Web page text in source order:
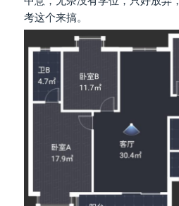
考这个来搞。